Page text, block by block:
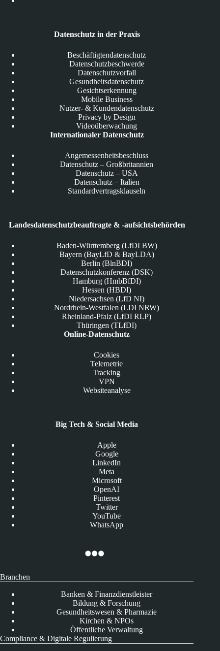
Datenschutz in der Praxis
Beschäftigtendatenschutz
Datenschutzbeschwerde
Datenschutzvorfall
Gesundheitsdatenschutz
Gesichtserkennung
Mobile Business
Nutzer- & Kundendatenschutz
Privacy by Design
Videoüberwachung
Internationaler Datenschutz
Angemessenheitsbeschluss
Datenschutz – Großbritannien
Datenschutz – USA
Datenschutz – Italien
Standardvertragsklauseln
Landesdatenschutzbeauftragte & -aufsichtsbehörden
Baden-Württemberg (LfDI BW)
Bayern (BayLfD & BayLDA)
Berlin (BlnBDI)
Datenschutzkonferenz (DSK)
Hamburg (HmbBfDI)
Hessen (HBDI)
Niedersachsen (LfD NI)
Nordrhein-Westfalen (LDI NRW)
Rheinland-Pfalz (LfDI RLP)
Thüringen (TLfDI)
Online-Datenschutz
Cookies
Telemetrie
Tracking
VPN
Websiteanalyse
Big Tech & Social Media
Apple
Google
LinkedIn
Meta
Microsoft
OpenAI
Pinterest
Twitter
YouTube
WhatsApp
Branchen
Banken & Finanzdienstleister
Bildung & Forschung
Gesundheitswesen & Pharmazie
Kirchen & NPOs
Öffentliche Verwaltung
Compliance & Digitale Regulierung